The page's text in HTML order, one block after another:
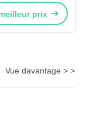
prix
Vue davantage > >